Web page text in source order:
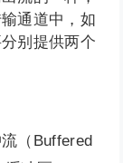
通道中，如
别提供两个
（Buffered